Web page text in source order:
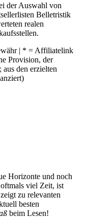
der Auswahl von
Belletristik
realen
| * = Affiliatelink
Provision, der
den erzielten
Horizonte und noch
viel Zeit, ist
zeigt zu relevanten
besten
beim Lesen!